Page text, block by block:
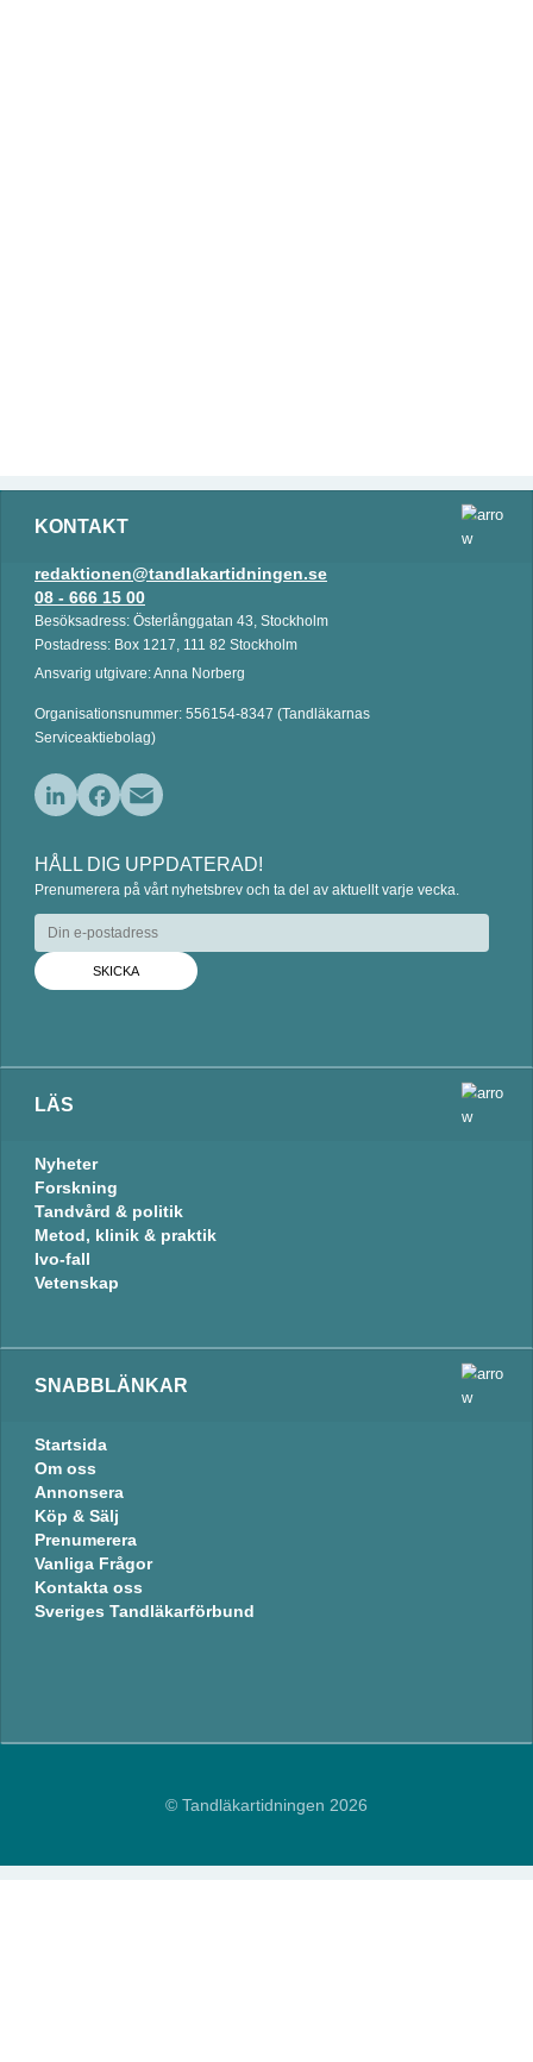
KONTAKT
redaktionen@tandlakartidningen.se
08 - 666 15 00
Besöksadress: Österlånggatan 43, Stockholm
Postadress: Box 1217, 111 82 Stockholm
Ansvarig utgivare: Anna Norberg
Organisationsnummer: 556154-8347 (Tandläkarnas
Serviceaktiebolag)
n
k
n
c
e
o
o
k
a
i
HÅLL DIG UPPDATERAD!
Prenumerera på vårt nyhetsbrev och ta del av aktuellt varje vecka.
LÄS
Nyheter
Forskning
Tandvård & politik
Metod, klinik & praktik
Ivo-fall
Vetenskap
SNABBLÄNKAR
Startsida
Om oss
Annonsera
Köp & Sälj
Prenumerera
Vanliga Frågor
Kontakta oss
Sveriges Tandläkarförbund
© Tandläkartidningen 2026